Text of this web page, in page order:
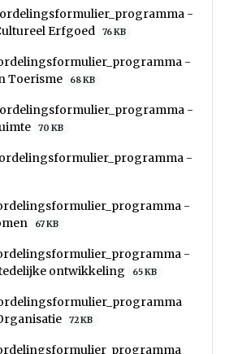
-
Erfgoed
76 KB
-
Toerisme
68 KB
-
70 KB
-
-
67 KB
-
ontwikkeling
65 KB
72 KB